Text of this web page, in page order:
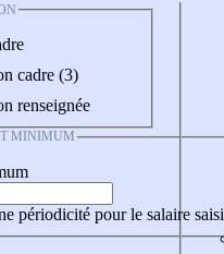
cadre (3)
renseignée
MINIMUM
périodicité pour le salaire saisi